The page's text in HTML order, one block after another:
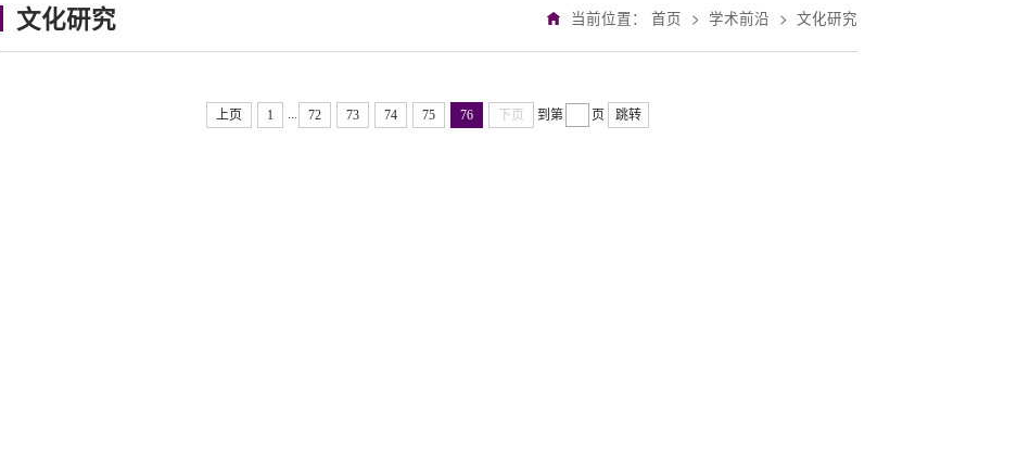
文化研究 当前位置： 首页 > 学术前沿 > 文化研究
上页 1 ... 72 73 74 75 76 下页 到第 页 跳转